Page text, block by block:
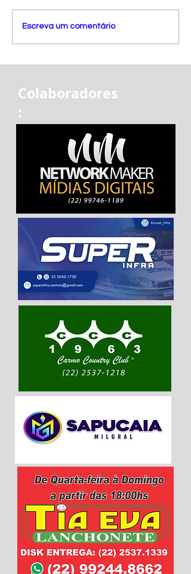
Escreva um comentário
Colaboradores
: